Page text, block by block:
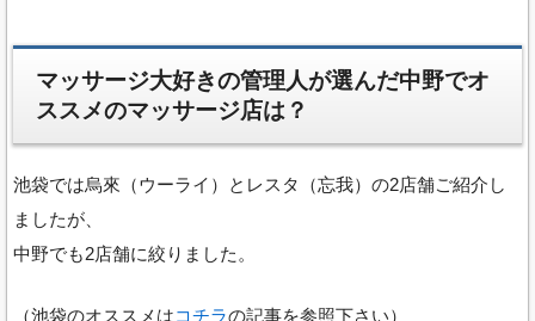
マッサージ大好きの管理人が選んだ中野でオ
ススメのマッサージ店は？
池袋では烏來（ウーライ）とレスタ（忘我）の2店舗ご紹介し
ましたが、
中野でも2店舗に絞りました。
（池袋のオススメはコチラの記事を参照下さい）